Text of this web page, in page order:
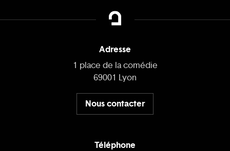
Adresse
1 place de la comédie
69001 Lyon
Nous contacter
Téléphone